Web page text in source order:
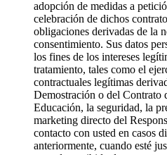
adopción de medidas a
celebración de dichos
obligaciones derivadas de la
consentimiento. Sus datos
los fines de los intereses
tratamiento, tales como el
contractuales legítimas
Demostración o del Contrato
Educación, la seguridad, la
marketing directo del
contacto con usted en casos
anteriormente, cuando esté